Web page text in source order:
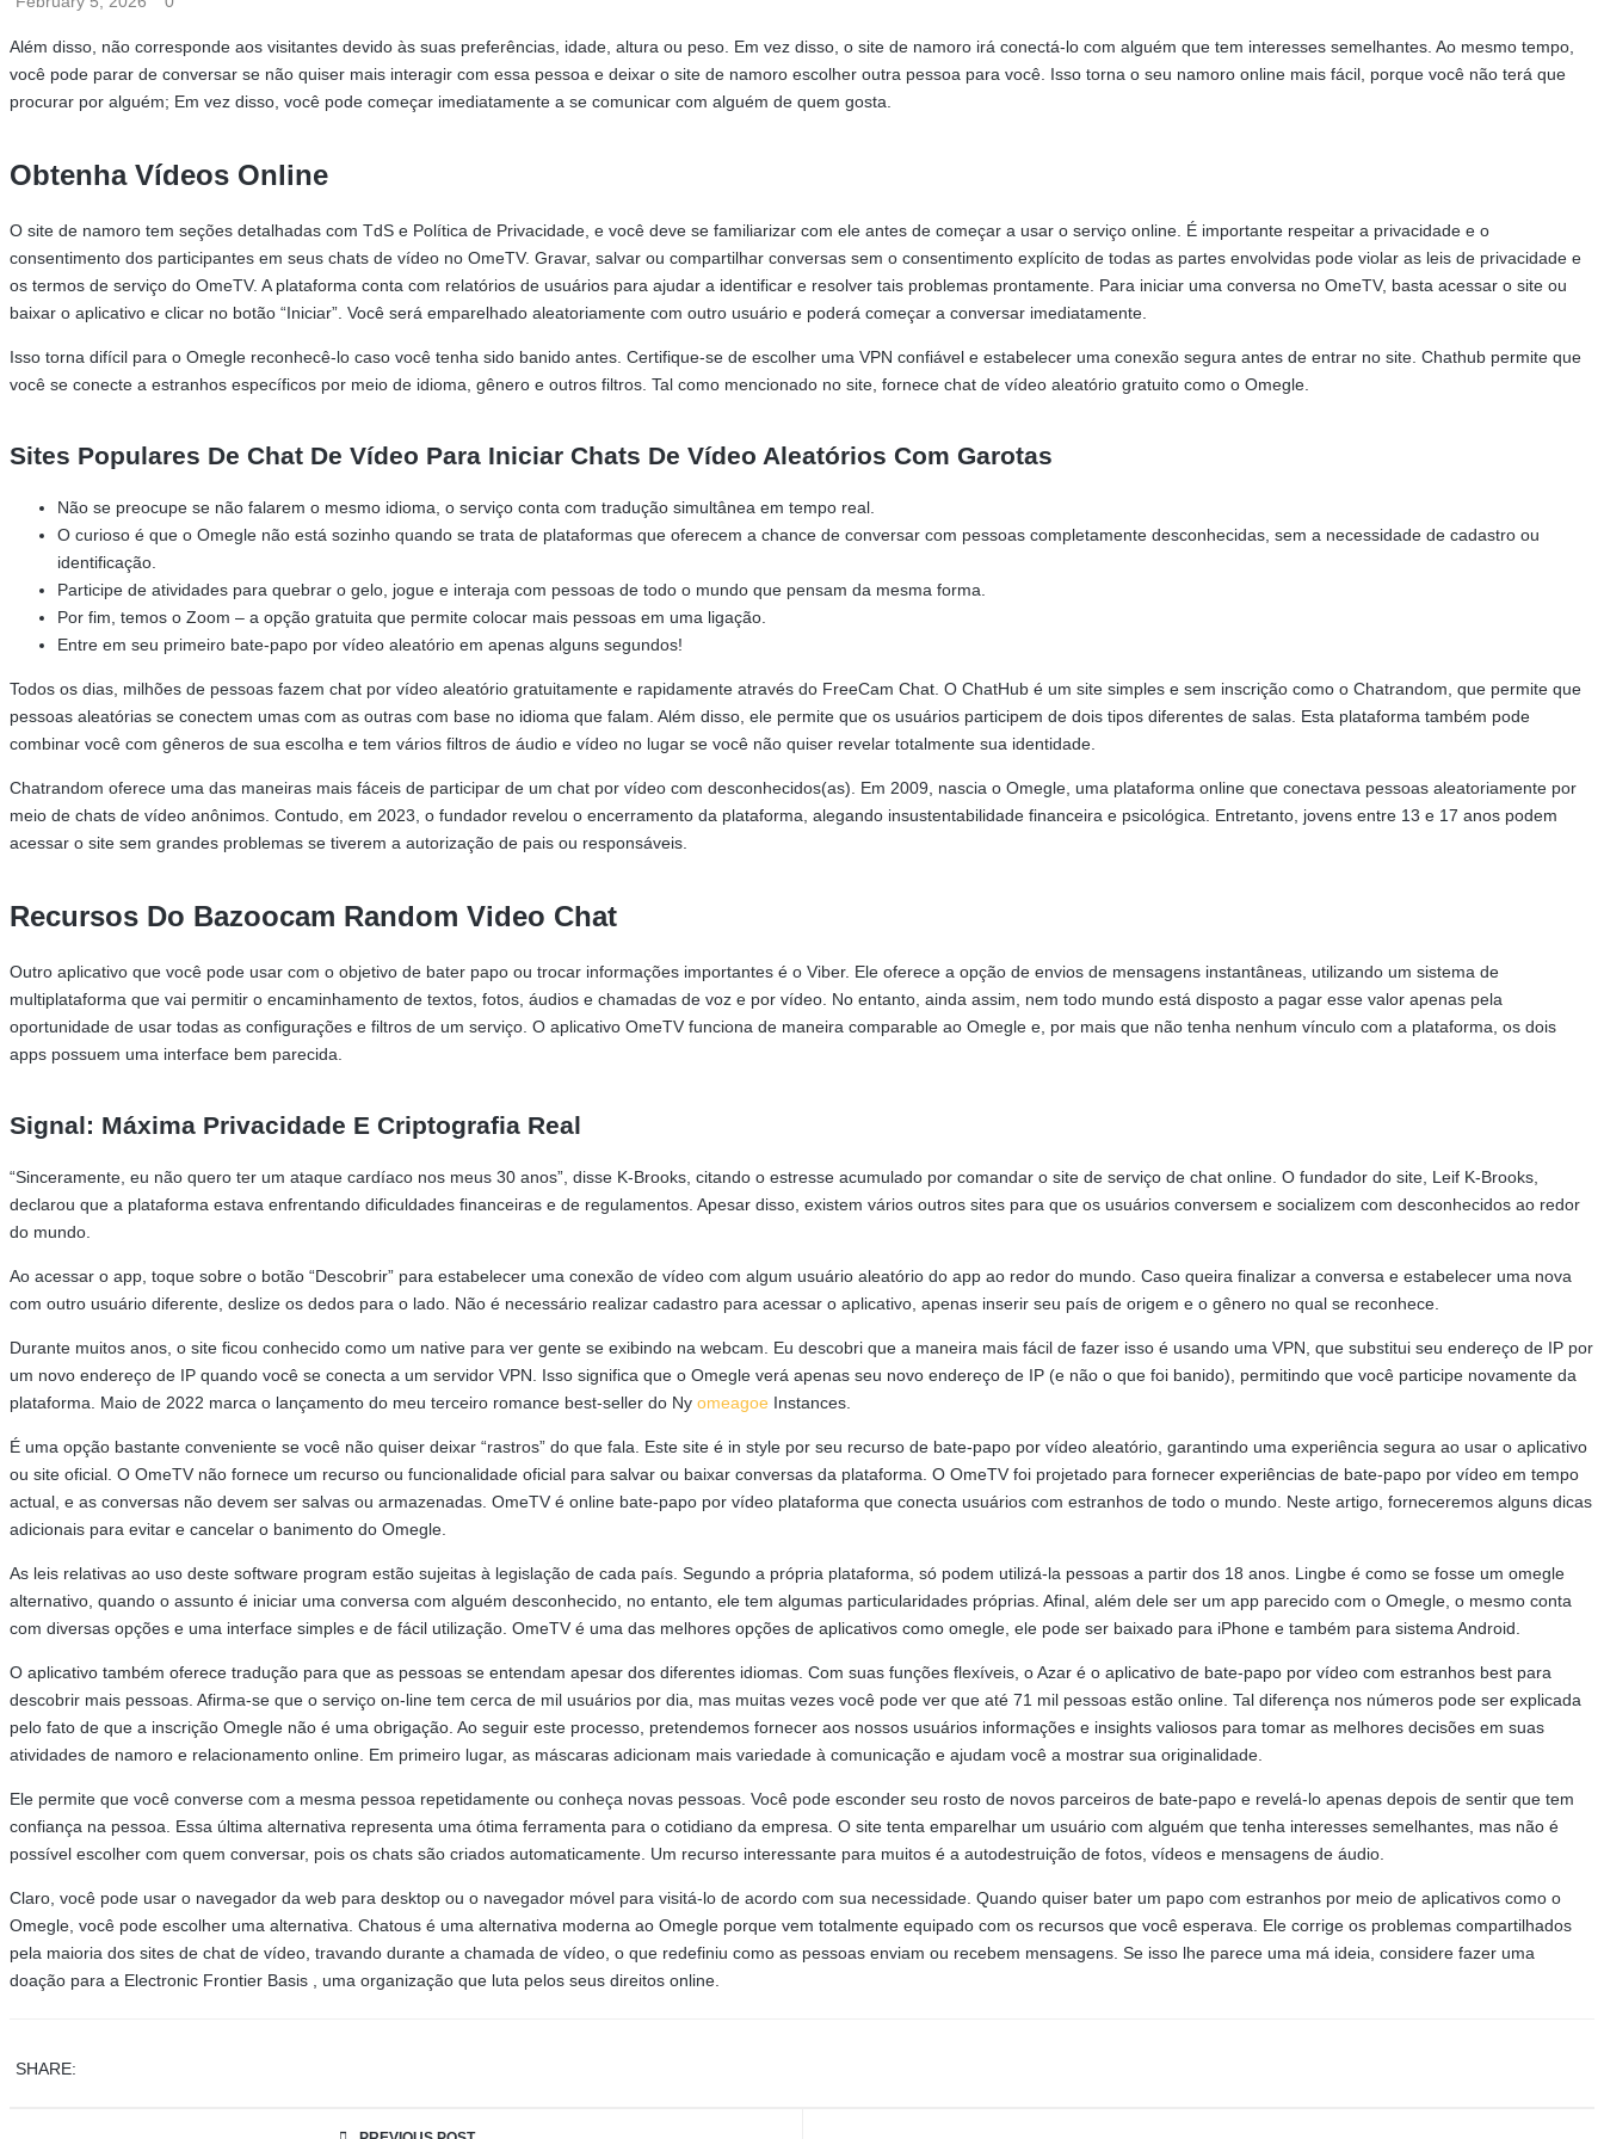
Além disso, não corresponde aos visitantes devido às suas preferências, idade, altura ou peso. Em vez disso, o site de namoro irá conectá-lo com alguém que tem interesses semelhantes. Ao mesmo tempo,
você pode parar de conversar se não quiser mais interagir com essa pessoa e deixar o site de namoro escolher outra pessoa para você. Isso torna o seu namoro online mais fácil, porque você não terá que
procurar por alguém; Em vez disso, você pode começar imediatamente a se comunicar com alguém de quem gosta.
Obtenha Vídeos Online
O site de namoro tem seções detalhadas com TdS e Política de Privacidade, e você deve se familiarizar com ele antes de começar a usar o serviço online. É importante respeitar a privacidade e o
consentimento dos participantes em seus chats de vídeo no OmeTV. Gravar, salvar ou compartilhar conversas sem o consentimento explícito de todas as partes envolvidas pode violar as leis de privacidade e
os termos de serviço do OmeTV. A plataforma conta com relatórios de usuários para ajudar a identificar e resolver tais problemas prontamente. Para iniciar uma conversa no OmeTV, basta acessar o site ou
baixar o aplicativo e clicar no botão “Iniciar”. Você será emparelhado aleatoriamente com outro usuário e poderá começar a conversar imediatamente.
Isso torna difícil para o Omegle reconhecê-lo caso você tenha sido banido antes. Certifique-se de escolher uma VPN confiável e estabelecer uma conexão segura antes de entrar no site. Chathub permite que
você se conecte a estranhos específicos por meio de idioma, gênero e outros filtros. Tal como mencionado no site, fornece chat de vídeo aleatório gratuito como o Omegle.
Sites Populares De Chat De Vídeo Para Iniciar Chats De Vídeo Aleatórios Com Garotas
Não se preocupe se não falarem o mesmo idioma, o serviço conta com tradução simultânea em tempo real.
O curioso é que o Omegle não está sozinho quando se trata de plataformas que oferecem a chance de conversar com pessoas completamente desconhecidas, sem a necessidade de cadastro ou
identificação.
Participe de atividades para quebrar o gelo, jogue e interaja com pessoas de todo o mundo que pensam da mesma forma.
Por fim, temos o Zoom – a opção gratuita que permite colocar mais pessoas em uma ligação.
Entre em seu primeiro bate-papo por vídeo aleatório em apenas alguns segundos!
Todos os dias, milhões de pessoas fazem chat por vídeo aleatório gratuitamente e rapidamente através do FreeCam Chat. O ChatHub é um site simples e sem inscrição como o Chatrandom, que permite que
pessoas aleatórias se conectem umas com as outras com base no idioma que falam. Além disso, ele permite que os usuários participem de dois tipos diferentes de salas. Esta plataforma também pode
combinar você com gêneros de sua escolha e tem vários filtros de áudio e vídeo no lugar se você não quiser revelar totalmente sua identidade.
Chatrandom oferece uma das maneiras mais fáceis de participar de um chat por vídeo com desconhecidos(as). Em 2009, nascia o Omegle, uma plataforma online que conectava pessoas aleatoriamente por
meio de chats de vídeo anônimos. Contudo, em 2023, o fundador revelou o encerramento da plataforma, alegando insustentabilidade financeira e psicológica. Entretanto, jovens entre 13 e 17 anos podem
acessar o site sem grandes problemas se tiverem a autorização de pais ou responsáveis.
Recursos Do Bazoocam Random Video Chat
Outro aplicativo que você pode usar com o objetivo de bater papo ou trocar informações importantes é o Viber. Ele oferece a opção de envios de mensagens instantâneas, utilizando um sistema de
multiplataforma que vai permitir o encaminhamento de textos, fotos, áudios e chamadas de voz e por vídeo. No entanto, ainda assim, nem todo mundo está disposto a pagar esse valor apenas pela
oportunidade de usar todas as configurações e filtros de um serviço. O aplicativo OmeTV funciona de maneira comparable ao Omegle e, por mais que não tenha nenhum vínculo com a plataforma, os dois
apps possuem uma interface bem parecida.
Signal: Máxima Privacidade E Criptografia Real
“Sinceramente, eu não quero ter um ataque cardíaco nos meus 30 anos”, disse K-Brooks, citando o estresse acumulado por comandar o site de serviço de chat online. O fundador do site, Leif K-Brooks,
declarou que a plataforma estava enfrentando dificuldades financeiras e de regulamentos. Apesar disso, existem vários outros sites para que os usuários conversem e socializem com desconhecidos ao redor
do mundo.
Ao acessar o app, toque sobre o botão “Descobrir” para estabelecer uma conexão de vídeo com algum usuário aleatório do app ao redor do mundo. Caso queira finalizar a conversa e estabelecer uma nova
com outro usuário diferente, deslize os dedos para o lado. Não é necessário realizar cadastro para acessar o aplicativo, apenas inserir seu país de origem e o gênero no qual se reconhece.
Durante muitos anos, o site ficou conhecido como um native para ver gente se exibindo na webcam. Eu descobri que a maneira mais fácil de fazer isso é usando uma VPN, que substitui seu endereço de IP por
um novo endereço de IP quando você se conecta a um servidor VPN. Isso significa que o Omegle verá apenas seu novo endereço de IP (e não o que foi banido), permitindo que você participe novamente da
plataforma. Maio de 2022 marca o lançamento do meu terceiro romance best-seller do Ny omeagoe Instances.
É uma opção bastante conveniente se você não quiser deixar “rastros” do que fala. Este site é in style por seu recurso de bate-papo por vídeo aleatório, garantindo uma experiência segura ao usar o aplicativo
ou site oficial. O OmeTV não fornece um recurso ou funcionalidade oficial para salvar ou baixar conversas da plataforma. O OmeTV foi projetado para fornecer experiências de bate-papo por vídeo em tempo
actual, e as conversas não devem ser salvas ou armazenadas. OmeTV é online bate-papo por vídeo plataforma que conecta usuários com estranhos de todo o mundo. Neste artigo, forneceremos alguns dicas
adicionais para evitar e cancelar o banimento do Omegle.
As leis relativas ao uso deste software program estão sujeitas à legislação de cada país. Segundo a própria plataforma, só podem utilizá-la pessoas a partir dos 18 anos. Lingbe é como se fosse um omegle
alternativo, quando o assunto é iniciar uma conversa com alguém desconhecido, no entanto, ele tem algumas particularidades próprias. Afinal, além dele ser um app parecido com o Omegle, o mesmo conta
com diversas opções e uma interface simples e de fácil utilização. OmeTV é uma das melhores opções de aplicativos como omegle, ele pode ser baixado para iPhone e também para sistema Android.
O aplicativo também oferece tradução para que as pessoas se entendam apesar dos diferentes idiomas. Com suas funções flexíveis, o Azar é o aplicativo de bate-papo por vídeo com estranhos best para
descobrir mais pessoas. Afirma-se que o serviço on-line tem cerca de mil usuários por dia, mas muitas vezes você pode ver que até 71 mil pessoas estão online. Tal diferença nos números pode ser explicada
pelo fato de que a inscrição Omegle não é uma obrigação. Ao seguir este processo, pretendemos fornecer aos nossos usuários informações e insights valiosos para tomar as melhores decisões em suas
atividades de namoro e relacionamento online. Em primeiro lugar, as máscaras adicionam mais variedade à comunicação e ajudam você a mostrar sua originalidade.
Ele permite que você converse com a mesma pessoa repetidamente ou conheça novas pessoas. Você pode esconder seu rosto de novos parceiros de bate-papo e revelá-lo apenas depois de sentir que tem
confiança na pessoa. Essa última alternativa representa uma ótima ferramenta para o cotidiano da empresa. O site tenta emparelhar um usuário com alguém que tenha interesses semelhantes, mas não é
possível escolher com quem conversar, pois os chats são criados automaticamente. Um recurso interessante para muitos é a autodestruição de fotos, vídeos e mensagens de áudio.
Claro, você pode usar o navegador da web para desktop ou o navegador móvel para visitá-lo de acordo com sua necessidade. Quando quiser bater um papo com estranhos por meio de aplicativos como o
Omegle, você pode escolher uma alternativa. Chatous é uma alternativa moderna ao Omegle porque vem totalmente equipado com os recursos que você esperava. Ele corrige os problemas compartilhados
pela maioria dos sites de chat de vídeo, travando durante a chamada de vídeo, o que redefiniu como as pessoas enviam ou recebem mensagens. Se isso lhe parece uma má ideia, considere fazer uma
doação para a Electronic Frontier Basis , uma organização que luta pelos seus direitos online.
SHARE: